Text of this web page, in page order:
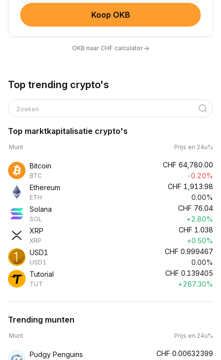
Koop OKB
OKB naar CHF calculator→
Top trending crypto's
Zoeken
Top marktkapitalisatie crypto's
Munt Prijs en 24u%
Bitcoin
BTC
CHF 64,780.00
-0.20%
Ethereum
ETH
CHF 1,913.98
0.00%
Solana
SOL
CHF 76.04
+2.80%
XRP
XRP
CHF 1.038
+0.50%
USD1
USD1
CHF 0.999467
0.00%
Tutorial
TUT
CHF 0.139405
+267.30%
Trending munten
Munt Prijs en 24u%
Pudgy Penguins CHF 0.00632399